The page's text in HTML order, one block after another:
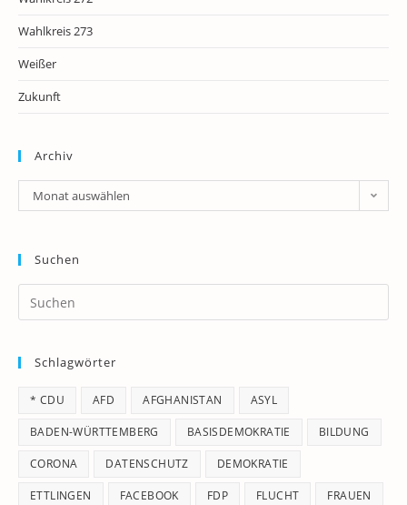
Wahlkreis 273
Weißer
Zukunft
Archiv
Archiv
Monat auswählen
Suchen
Schlagwörter
* CDU AFD AFGHANISTAN ASYL
BADEN-WÜRTTEMBERG BASISDEMOKRATIE BILDUNG
CORONA DATENSCHUTZ DEMOKRATIE
ETTLINGEN FACEBOOK FDP FLUCHT FRAUEN